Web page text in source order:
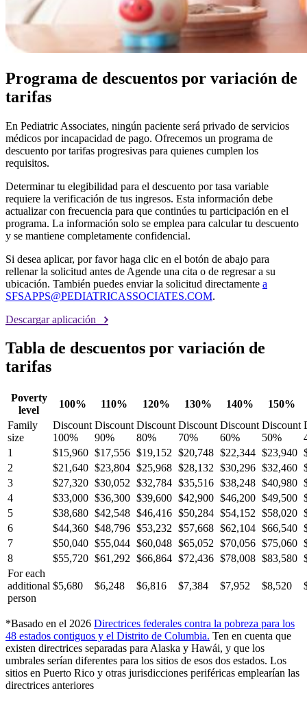
Programa de descuentos por variación de
tarifas
En Pediatric Associates, ningún paciente será privado de servicios
médicos por incapacidad de pago. Ofrecemos un programa de
descuento por tarifas progresivas para quienes cumplen los
requisitos.
Determinar tu elegibilidad para el descuento por tasa variable
requiere la verificación de tus ingresos. Esta información debe
actualizar con frecuencia para que continúes tu participación en el
programa. La información solo se emplea para calcular tu descuento
y se mantiene completamente confidencial.
Si desea aplicar, por favor haga clic en el botón de abajo para
rellenar la solicitud antes de Agende una cita o de regresar a su
ubicación. También puedes enviar la solicitud directamente a
SFSAPPS@PEDIATRICASSOCIATES.COM.
Descargar aplicación
Tabla de descuentos por variación de
tarifas
Poverty
level
100% 110% 120% 130% 140%
150%
Family
size
Discount
100%
Discount
90%
Discount
80%
Discount
70%
Discount
60%
Discount
50%
1
$15,960 $17,556 $19,152 $20,748 $22,344 $23,940
2
$21,640 $23,804 $25,968 $28,132 $30,296 $32,460
3
$27,320 $30,052 $32,784 $35,516 $38,248 $40,980
4
$33,000 $36,300 $39,600 $42,900 $46,200 $49,500
5
$38,680 $42,548 $46,416 $50,284 $54,152 $58,020
6
$44,360 $48,796 $53,232 $57,668 $62,104 $66,540
7
$50,040 $55,044 $60,048 $65,052 $70,056 $75,060
8
$55,720 $61,292 $66,864 $72,436 $78,008 $83,580
For each
additional
person
$5,680 $6,248 $6,816 $7,384 $7,952 $8,520
*Basado en el 2026 Directrices federales contra la pobreza para los
48 estados contiguos y el Distrito de Columbia. Ten en cuenta que
existen directrices separadas para Alaska y Hawái, y que los
umbrales serían diferentes para los sitios de esos dos estados. Los
sitios en Puerto Rico y otras jurisdicciones periféricas emplearían las
directrices anteriores